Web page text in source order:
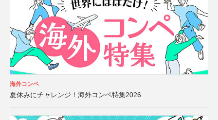
海外コンペ
夏休みにチャレンジ！海外コンペ特集2026